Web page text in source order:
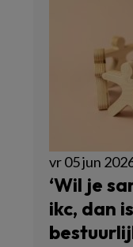
vr 05 jun
‘Wil je
ikc, dan